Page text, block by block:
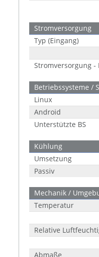
Stromversorgung
Typ (Eingang)
Stromversorgung -
Betriebssysteme /
Linux
Android
Unterstützte BS
Kühlung
Umsetzung
Passiv
Mechanik /
Temperatur
Relative
Abmaße